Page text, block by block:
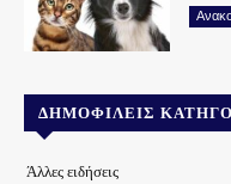
ΔΗΜΟΦΙΛΕΊΣ
Άλλες ειδήσεις